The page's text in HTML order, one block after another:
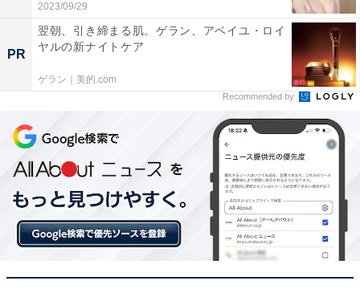
2023/09/29
PR
翌朝、引き締まる肌。ゲラン、アベイユ・ロイ
ヤルの新ナイトケア
ゲラン｜美的.com
Recommended by